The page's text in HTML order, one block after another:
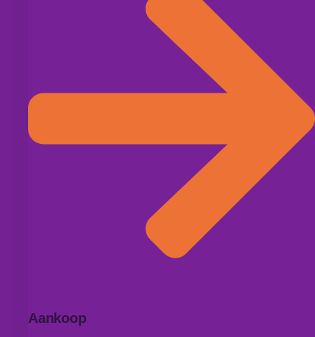
Aankoop